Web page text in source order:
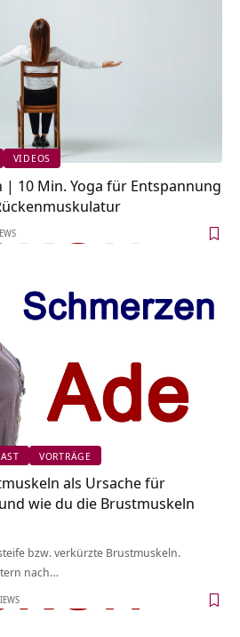
VIDEOS
| 10 Min. Yoga für Entspannung
VORTRÄGE
als Ursache für
wie du die Brustmuskeln
bzw. verkürzte Brustmuskeln.
nach…